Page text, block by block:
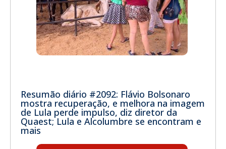
Resumão diário #2092: Flávio Bolsonaro
mostra recuperação, e melhora na imagem
de Lula perde impulso, diz diretor da
Quaest; Lula e Alcolumbre se encontram e
mais